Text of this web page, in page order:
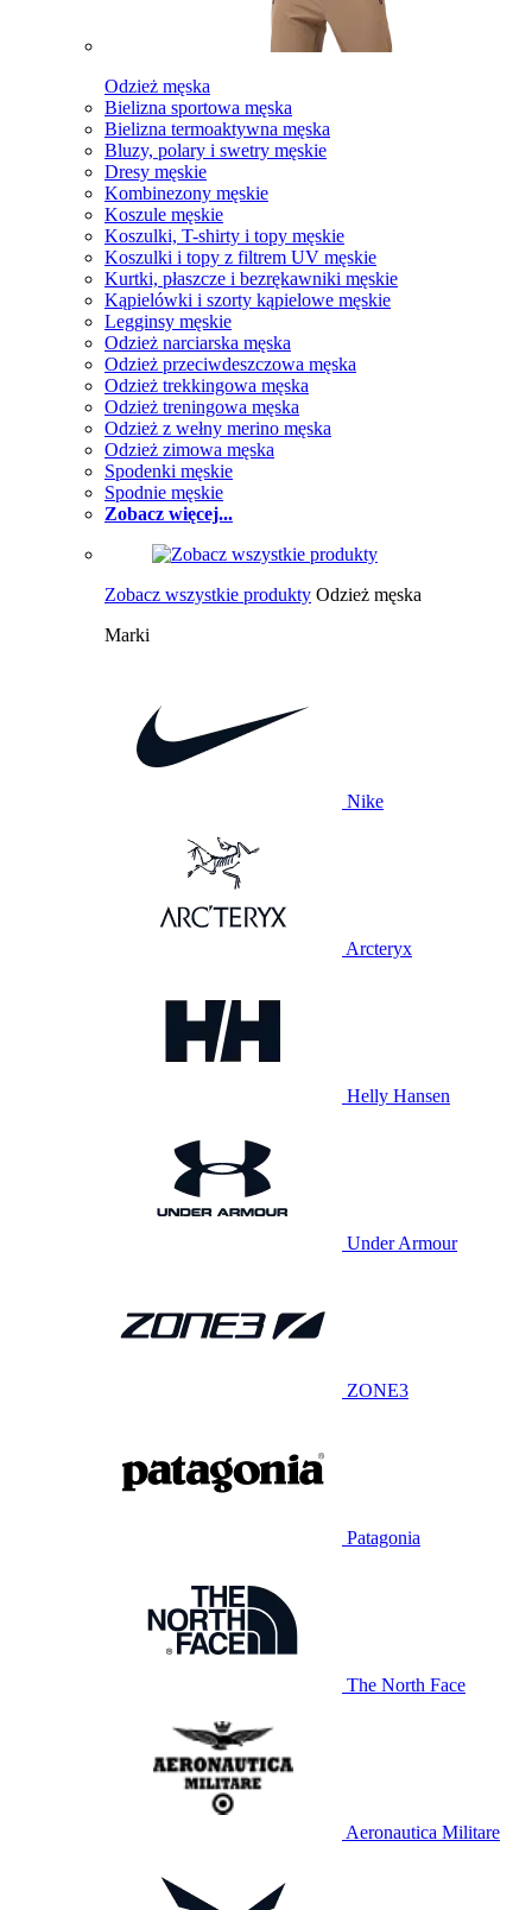
Odzież męska
Bielizna sportowa męska
Bielizna termoaktywna męska
Bluzy, polary i swetry męskie
Dresy męskie
Kombinezony męskie
Koszule męskie
Koszulki, T-shirty i topy męskie
Koszulki i topy z filtrem UV męskie
Kurtki, płaszcze i bezrękawniki męskie
Kąpielówki i szorty kąpielowe męskie
Legginsy męskie
Odzież narciarska męska
Odzież przeciwdeszczowa męska
Odzież trekkingowa męska
Odzież treningowa męska
Odzież z wełny merino męska
Odzież zimowa męska
Spodenki męskie
Spodnie męskie
Zobacz więcej...
Zobacz wszystkie produkty Odzież męska
Marki
Nike
Arcteryx
Helly Hansen
Under Armour
ZONE3
Patagonia
The North Face
Aeronautica Militare